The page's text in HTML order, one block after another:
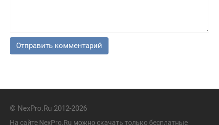
© NexPro.Ru 2012-2026
На сайте NexPro.Ru можно скачать только бесплатные